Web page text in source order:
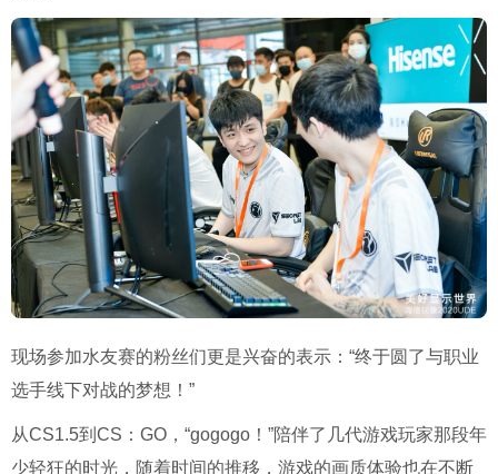
现场参加水友赛的粉丝们更是兴奋的表示：“终于圆了与职业
选手线下对战的梦想！”
从CS1.5到CS：GO，“gogogo！”陪伴了几代游戏玩家那段年
少轻狂的时光，随着时间的推移，游戏的画质体验也在不断